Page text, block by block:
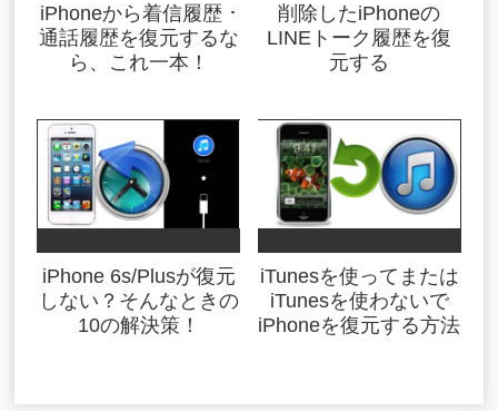
iPhoneから着信履歴 ･
通話履歴を復元するな
ら、これ一本！
削除したiPhoneの
LINEトーク履歴を復
元する
iPhone 6s/Plusが復元
しない？そんなときの
10の解決策！
iTunesを使ってまたは
iTunesを使わないで
iPhoneを復元する方法